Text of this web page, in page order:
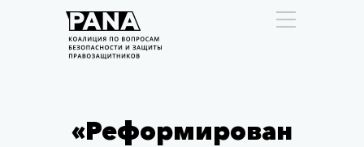
«Реформирован